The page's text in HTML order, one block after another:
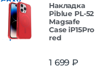
Накладка
Piblue PL-52
Magsafe
Case iP15Pro
red
1 699 ₽